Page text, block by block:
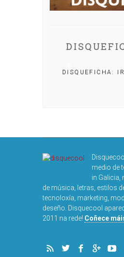
DISQUEFICHA:
medio de
in Galicia,
de música, letras, estilos
tecnoloxía, marketing,
deseño. Disquecool
2011 na rede! Coñece